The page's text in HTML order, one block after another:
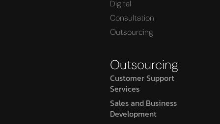
Digital
Consultation
Outsourcing
Outsourcing
Customer Support
Services
Sales and Business
Development